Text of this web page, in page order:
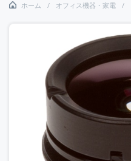
ホーム オフィス機器・家電